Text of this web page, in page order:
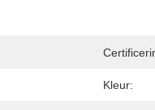
Kleur: